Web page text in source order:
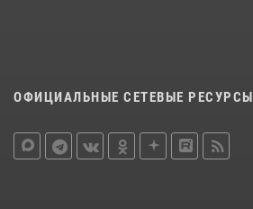
ОФИЦИАЛЬНЫЕ СЕТЕВЫЕ РЕСУРСЫ